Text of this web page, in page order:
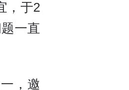
，于2
一直
，邀